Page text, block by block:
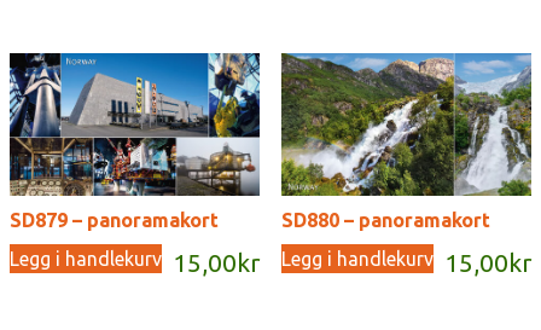
SD879 – panoramakort
15,00 kr
Legg i handlekurv
SD880 – panoramakort
15,00 kr
Legg i handlekurv